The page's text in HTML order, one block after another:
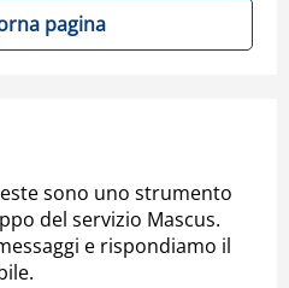
pagina
sono uno strumento
del servizio Mascus.
e rispondiamo il